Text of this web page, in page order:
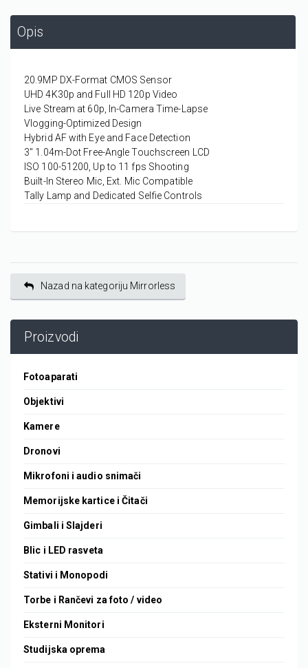
Opis
20.9MP DX-Format CMOS Sensor
UHD 4K30p and Full HD 120p Video
Live Stream at 60p, In-Camera Time-Lapse
Vlogging-Optimized Design
Hybrid AF with Eye and Face Detection
3" 1.04m-Dot Free-Angle Touchscreen LCD
ISO 100-51200, Up to 11 fps Shooting
Built-In Stereo Mic, Ext. Mic Compatible
Tally Lamp and Dedicated Selfie Controls
Nazad na kategoriju Mirrorless
Proizvodi
Fotoaparati
Objektivi
Kamere
Dronovi
Mikrofoni i audio snimači
Memorijske kartice i Čitači
Gimbali i Slajderi
Blic i LED rasveta
Stativi i Monopodi
Torbe i Rančevi za foto / video
Eksterni Monitori
Studijska oprema